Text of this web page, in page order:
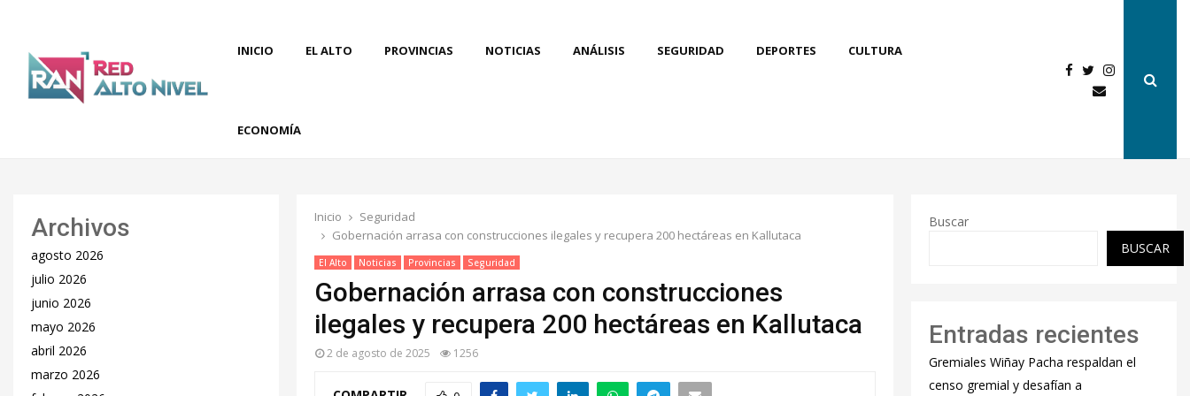
INICIO EL ALTO PROVINCIAS NOTICIAS ANÁLISIS SEGURIDAD DEPORTES CULTURA
ECONOMÍA
Inicio
Seguridad
Gobernación arrasa con construcciones ilegales y recupera 200 hectáreas en Kallutaca
El Alto Noticias Provincias Seguridad
Gobernación arrasa con construcciones
ilegales y recupera 200 hectáreas en Kallutaca
2 de agosto de 2025 1256
Archivos
agosto 2026
julio 2026
junio 2026
mayo 2026
abril 2026
marzo 2026
Buscar
BUSCAR
Entradas recientes
Gremiales Wiñay Pacha respaldan el
censo gremial y desafían a